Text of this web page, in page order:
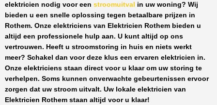
elektricien nodig voor een stroomuitval in uw woning? Wij
bieden u een snelle oplossing tegen betaalbare prijzen in
Rothem. Onze elektriciens van Elektricien Rothem bieden u
altijd een professionele hulp aan. U kunt altijd op ons
vertrouwen. Heeft u stroomstoring in huis en niets werkt
meer? Schakel dan voor deze klus een ervaren elektricien in.
Onze elektriciens staan direct voor u klaar om uw storing te
verhelpen. Soms kunnen onverwachte gebeurtenissen ervoor
zorgen dat uw stroom uitvalt. Uw lokale elektricien van
Elektricien Rothem staan altijd voor u klaar!